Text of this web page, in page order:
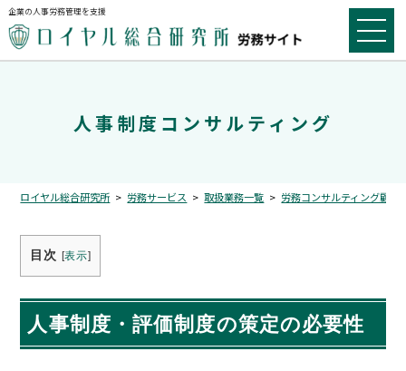
企業の人事労務管理を支援
人事制度コンサルティング
ロイヤル総合研究所 > 労務サービス >取扱業務一覧 > 労務コンサルティング顧問
目次 [表示]
人事制度・評価制度の策定の必要性